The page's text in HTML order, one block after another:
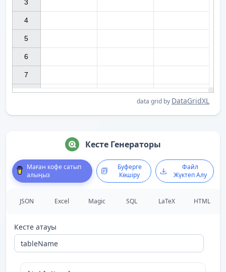
data grid by DataGridXL
3
4
5
6
7
Кесте Генераторы
Маған кофе сатып
алыңыз
Буферге
Көшіру
Файл
Жүктеп Алу
JSON Excel Magic SQL LaTeX HTML
Кесте атауы